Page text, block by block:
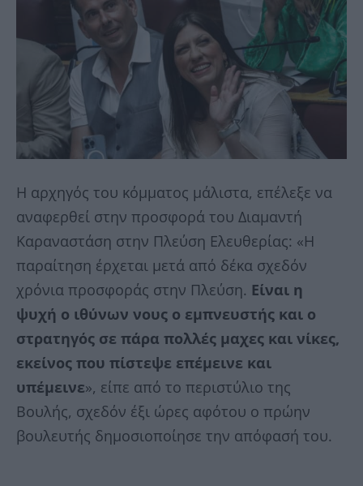
Η αρχηγός του κόμματος μάλιστα, επέλεξε να
αναφερθεί στην προσφορά του Διαμαντή
Καραναστάση στην Πλεύση Ελευθερίας: «Η
παραίτηση έρχεται μετά από δέκα σχεδόν
χρόνια προσφοράς στην Πλεύση. Είναι η
ψυχή ο ιθύνων νους ο εμπνευστής και ο
στρατηγός σε πάρα πολλές μαχες και νίκες,
εκείνος που πίστεψε επέμεινε και
υπέμεινε», είπε από το περιστύλιο της
Βουλής, σχεδόν έξι ώρες αφότου ο πρώην
βουλευτής δημοσιοποίησε την απόφασή του.